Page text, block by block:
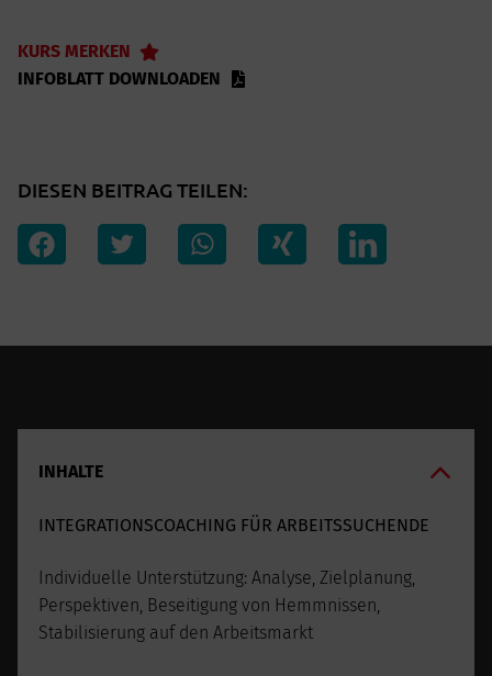
KURS MERKEN
INFOBLATT DOWNLOADEN
DIESEN BEITRAG TEILEN:
INHALTE
INTEGRATIONSCOACHING FÜR ARBEITSSUCHENDE
Individuelle Unterstützung: Analyse, Zielplanung,
Perspektiven, Beseitigung von Hemmnissen,
Stabilisierung auf den Arbeitsmarkt